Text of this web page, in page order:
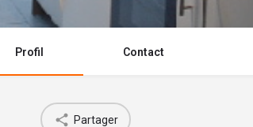
Profil Contact
Partager